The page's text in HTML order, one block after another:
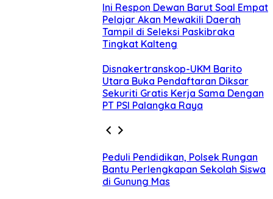
Ini Respon Dewan Barut Soal Empat
Pelajar Akan Mewakili Daerah
Tampil di Seleksi Paskibraka
Tingkat Kalteng
Disnakertranskop-UKM Barito
Utara Buka Pendaftaran Diksar
Sekuriti Gratis Kerja Sama Dengan
PT PSI Palangka Raya
Peduli Pendidikan, Polsek Rungan
Bantu Perlengkapan Sekolah Siswa
di Gunung Mas